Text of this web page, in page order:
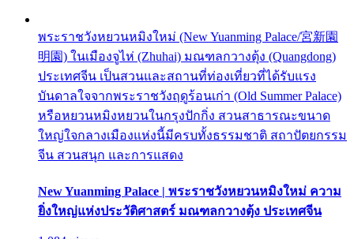
พระราชวังหยวนหมิงใหม่ (New Yuanming Palace/宮新園
明園) ในเมืองจูไห่ (Zhuhai) มณฑลกวางตุ้ง (Quangdong)
ประเทศจีน เป็นสวนและสถานที่ท่องเที่ยวที่ได้รับแรง
บันดาลใจจากพระราชวังฤดูร้อนเก่า (Old Summer Palace)
หรือหยวนหมิงหยวนในกรุงปักกิ่ง สวนสาธารณะขนาด
ใหญ่ใจกลางเมืองแห่งนี้มีครบทั้งธรรมชาติ สถาปัตยกรรม
จีน สวนสนุก และการแสดง
New Yuanming Palace | พระราชวังหยวนหมิงใหม่ ความ
ยิ่งใหญ่แห่งประวัติศาสตร์ มณฑลกวางตุ้ง ประเทศจีน